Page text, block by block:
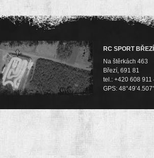
RC SPORT BŘEZÍ
Na štěrkách 463
Březí, 691 81
tel.: +420 608 911
GPS: